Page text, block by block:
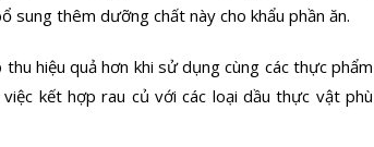
sung thêm dưỡng chất này cho khẩu phần ăn.
hiệu quả hơn khi sử dụng cùng các thực phẩm
kết hợp rau củ với các loại dầu thực vật phù